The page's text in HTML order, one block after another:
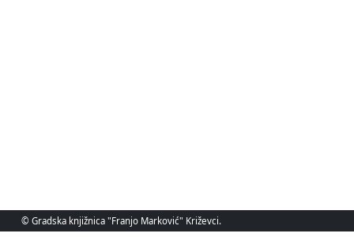
© Gradska knjižnica "Franjo Marković" Križevci.